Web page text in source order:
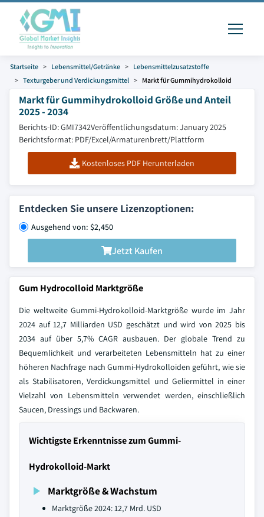
Startseite Lebensmittel/Getränke
Lebensmittelzusatzstoffe
Texturgeber und Verdickungsmittel
Markt für Gummihydrokolloid
Markt für Gummihydrokolloid Größe und Anteil
2025 - 2034
Berichts-ID: GMI7342Veröffentlichungsdatum: January 2025
Berichtsformat: PDF/Excel/Armaturenbrett/Plattform
Kostenloses PDF Herunterladen
Entdecken Sie unsere Lizenzoptionen:
Ausgehend von: $2,450
Jetzt Kaufen
Gum Hydrocolloid Marktgröße
Die weltweite Gummi-Hydrokolloid-Marktgröße wurde im Jahr
2024 auf 12,7 Milliarden USD geschätzt und wird von 2025 bis
2034 auf über 5,7% CAGR ausbauen. Der globale Trend zu
Bequemlichkeit und verarbeiteten Lebensmitteln hat zu einer
höheren Nachfrage nach Gummi-Hydrokolloiden geführt, wie sie
als Stabilisatoren, Verdickungsmittel und Geliermittel in einer
Vielzahl von Lebensmitteln verwendet werden, einschließlich
Saucen, Dressings und Backwaren.
Wichtigste Erkenntnisse zum Gummi-
Hydrokolloid-Markt
Marktgröße & Wachstum
Marktgröße 2024: 12,7 Mrd. USD